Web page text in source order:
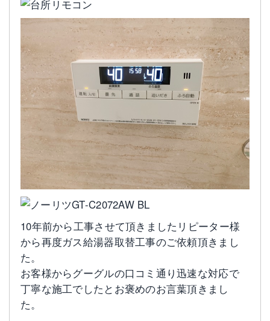
10年前から工事させて頂きましたリピーター様
から再度ガス給湯器取替工事のご依頼頂きまし
た。
お客様からグーグルの口コミ通り迅速な対応で
丁寧な施工でしたとお褒めのお言葉頂きまし
た。